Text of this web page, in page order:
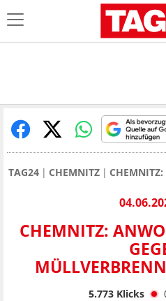
TAG24 CHEMNITZ CHEMNITZ:
CHEMNITZ:
5.773Klicks